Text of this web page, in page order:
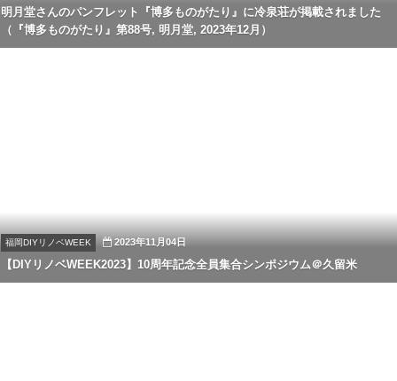
明月堂さんのパンフレット『博多ものがたり』に冷泉荘が掲載されました
（『博多ものがたり』第88号, 明月堂, 2023年12月）
福岡DIYリノベWEEK 2023年11月04日
【DIYリノベWEEK2023】10周年記念全員集合シンポジウム＠久留米